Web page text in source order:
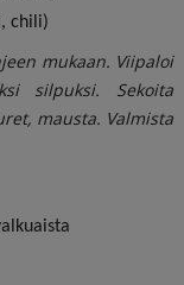
chili)
mukaan. Viipaloi
silpuksi. Sekoita
mausta. Valmista